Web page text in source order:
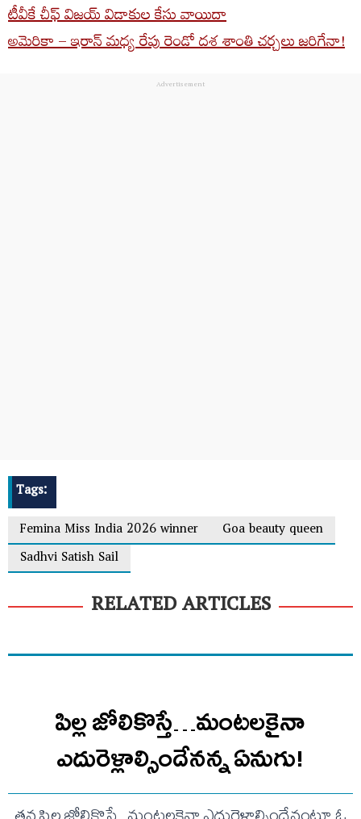
టీవీకే చీఫ్ విజయ్ విడాకుల కేసు వాయిదా
అమెరికా – ఇరాన్ మధ్య రేపు రెండో దశ శాంతి చర్చలు జరిగేనా!
Tags:
Femina Miss India 2026 winner
Goa beauty queen
Sadhvi Satish Sail
RELATED ARTICLES
పిల్ల జోలికొస్తే…మంటలకైనా
ఎదురెళ్లాల్సిందేనన్న ఏనుగు!